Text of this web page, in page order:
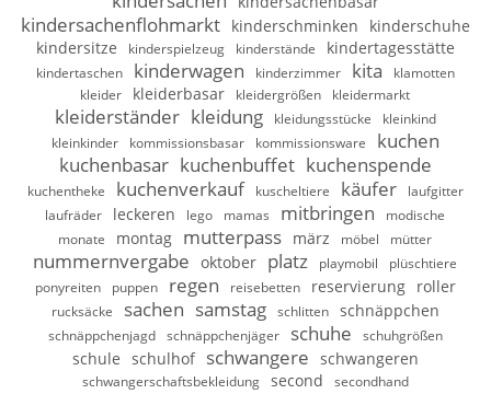
kindersachenflohmarkt kinderschminken
kinderschuhe
kindersitze
kinderspielzeug kinderstände kindertagesstätte
kindertaschen kinderwagen kinderzimmer kita
klamotten
kleider
kleiderbasar kleidergrößen kleidermarkt
kleiderständer kleidung kleidungsstücke
kleinkind
kleinkinder
kommissionsbasar kommissionsware
kuchen
kuchenbasar kuchenbuffet kuchenspende
kuchentheke kuchenverkauf kuscheltiere käufer
laufgitter
laufräder
leckeren lego mamas mitbringen
modische
monate
montag mutterpass märz möbel mütter
nummernvergabe oktober platz playmobil
plüschtiere
ponyreiten
puppen regen reisebetten reservierung roller
rucksäcke sachen samstag schlitten schnäppchen
schnäppchenjagd schnäppchenjäger schuhe schuhgrößen
schule schulhof schwangere schwangeren
schwangerschaftsbekleidung second secondhand